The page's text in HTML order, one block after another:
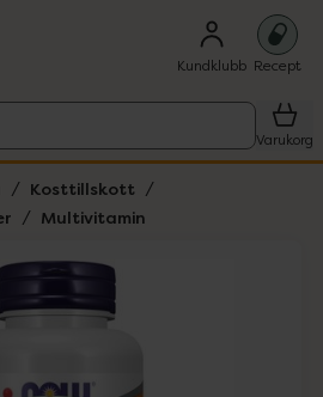
Kundklubb Recept
Varukorg
Kosttillskott
Multivitamin
1 objekt.